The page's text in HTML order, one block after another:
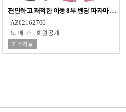
편안하고 쾌적한 아동 8부 밴딩 파자마 0041xa
AZ02162706
도매가 : 회원공개
가격자율